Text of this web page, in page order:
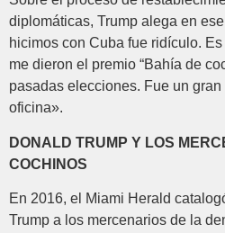
diplomáticas, Trump alega en
hicimos con Cuba fue ridículo.
me dieron el premio “Bahía de
pasadas elecciones. Fue un
oficina».
DONALD TRUMP Y LOS
COCHINOS
En 2016, el Miami Herald
Trump a los mercenarios de la